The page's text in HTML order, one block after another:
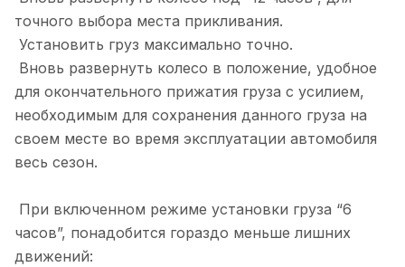
точного выбора места прикливания.
Установить груз максимально точно.
Вновь развернуть колесо в положение, удобное
для окончательного прижатия груза с усилием,
необходимым для сохранения данного груза на
своем месте во время эксплуатации автомобиля
весь сезон.
При включенном режиме установки груза “6
часов”, понадобится гораздо меньше лишних
движений: